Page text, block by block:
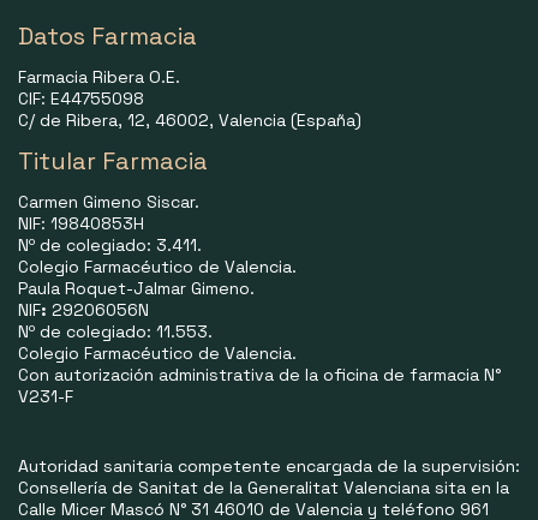
Datos Farmacia
Farmacia Ribera O.E.
CIF: E44755098
C/ de Ribera, 12, 46002, Valencia (España)
Titular Farmacia
Carmen Gimeno Siscar.
NIF: 19840853H
Nº de colegiado: 3.411.
Colegio Farmacéutico de Valencia.
Paula Roquet-Jalmar Gimeno.
NIF: 29206056N
Nº de colegiado: 11.553.
Colegio Farmacéutico de Valencia.
Con autorización administrativa de la oficina de farmacia N°
V231-F
Autoridad sanitaria competente encargada de la supervisión:
Consellería de Sanitat de la Generalitat Valenciana sita en la
Calle Micer Mascó N° 31 46010 de Valencia y teléfono 961